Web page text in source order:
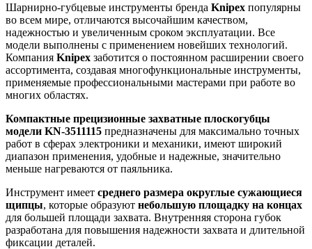
Шарнирно-губцевые инструменты бренда Knipex популярны
во всем мире, отличаются высочайшим качеством,
надежностью и увеличенным сроком эксплуатации. Все
модели выполнены с применением новейших технологий.
Компания Knipex заботится о постоянном расширении своего
ассортимента, создавая многофункциональные инструменты,
применяемые профессиональными мастерами при работе во
многих областях.
Компактные прецизионные захватные плоскогубцы
модели KN-3511115 предназначены для максимально точных
работ в сферах электроники и механики, имеют широкий
диапазон применения, удобные и надежные, значительно
меньше нагреваются от паяльника.
Инструмент имеет среднего размера округлые сужающиеся
щипцы, которые образуют небольшую площадку на концах
для большей площади захвата. Внутренняя сторона губок
разработана для повышения надежности захвата и длительной
фиксации деталей.